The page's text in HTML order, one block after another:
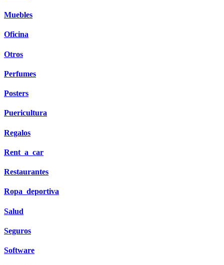
Muebles
Oficina
Otros
Perfumes
Posters
Puericultura
Regalos
Rent_a_car
Restaurantes
Ropa_deportiva
Salud
Seguros
Software